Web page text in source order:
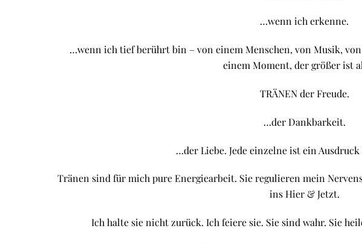
…wenn ich erkenne.
…wenn ich tief berührt bin – von einem Menschen, von Musik,
einem Moment, der größer ist
TRÄNEN der Freude.
…der Dankbarkeit.
…der Liebe. Jede einzelne ist ein
Tränen sind für mich pure Energiearbeit. Sie regulieren mein
ins Hier & Jetzt.
Ich halte sie nicht zurück. Ich feiere sie. Sie sind wahr. Sie